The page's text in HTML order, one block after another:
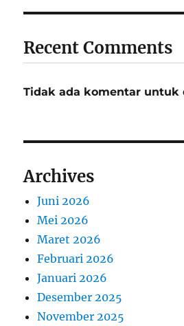
Recent Comments
Tidak ada komentar untuk
Archives
Juni 2026
Mei 2026
Maret 2026
Februari 2026
Januari 2026
Desember 2025
November 2025